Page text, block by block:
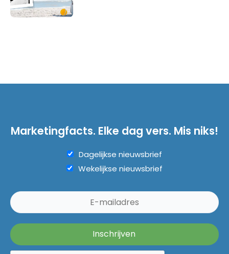
Marketingfacts. Elke dag vers. Mis niks!
Dagelijkse nieuwsbrief
Wekelijkse nieuwsbrief